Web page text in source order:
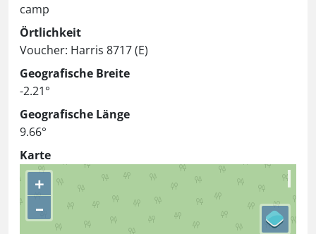
camp
Örtlichkeit
Voucher: Harris 8717 (E)
Geografische Breite
-2.21°
Geografische Länge
9.66°
Karte
+
–